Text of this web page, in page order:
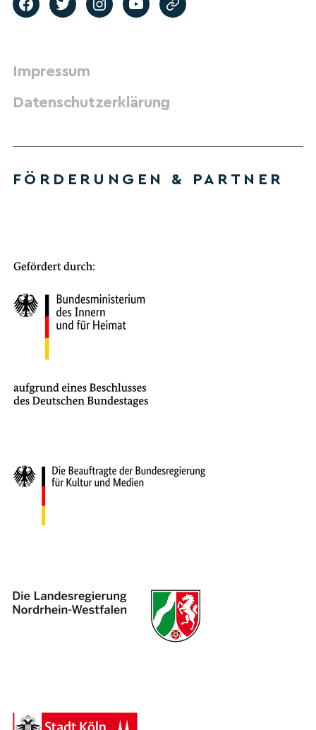
Impressum
Datenschutzerklärung
FÖRDERUNGEN & PARTNER